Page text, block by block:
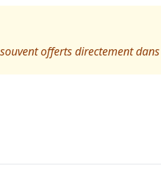
offerts directement dans